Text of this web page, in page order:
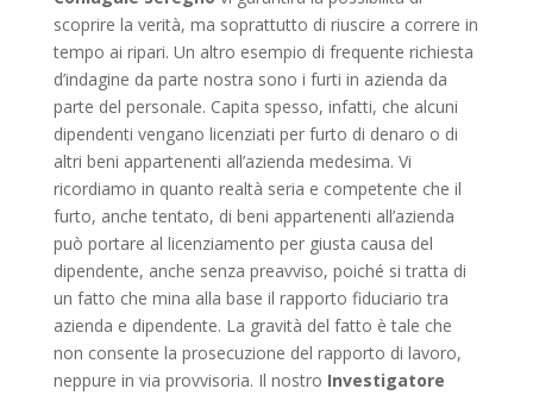
scoprire la verità, ma soprattutto di riuscire a correre in
tempo ai ripari. Un altro esempio di frequente richiesta
d’indagine da parte nostra sono i furti in azienda da
parte del personale. Capita spesso, infatti, che alcuni
dipendenti vengano licenziati per furto di denaro o di
altri beni appartenenti all’azienda medesima. Vi
ricordiamo in quanto realtà seria e competente che il
furto, anche tentato, di beni appartenenti all’azienda
può portare al licenziamento per giusta causa del
dipendente, anche senza preavviso, poiché si tratta di
un fatto che mina alla base il rapporto fiduciario tra
azienda e dipendente. La gravità del fatto è tale che
non consente la prosecuzione del rapporto di lavoro,
neppure in via provvisoria. Il nostro Investigatore